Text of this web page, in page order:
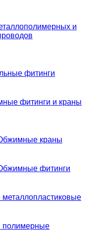
и
фитинги
фитинги и краны
краны
фитинги
полимерные